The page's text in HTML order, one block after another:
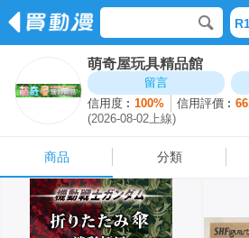
萌奇屋玩具精品館
留言
信用度︰100% 信用評價︰
(2026-08-02上線)
商品 分類
分類